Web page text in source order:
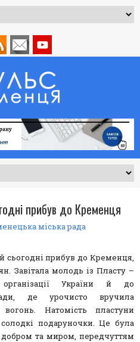
прибув до Кременця
міська рада
сьогодні прибув до Кременця,
Завітала молодь із Пласту –
організації України й до
де урочисто вручила
Натомість пластуни
подаруночки. Це була
та миром, передчуттям